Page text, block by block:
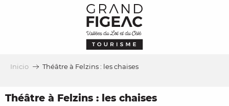
Inicio Théâtre à Felzins : les chaises
Théâtre à Felzins : les chaises